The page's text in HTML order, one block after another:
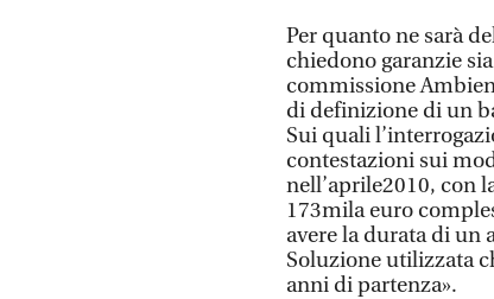
Per quanto ne sarà
chiedono garanzie
commissione
di definizione di un
Sui quali
contestazioni sui
nell’aprile2010, con
173mila euro
avere la durata di un
Soluzione utilizzata
anni di partenza».